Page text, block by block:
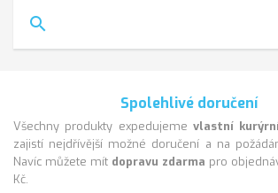
pouze dřevěné.
židle s ostatním nábytkem, využijte
jídelních setů. U těch máte zaručeno, že
[[židle]] **1664 **
search
Spolehlivé doručení
Všechny produkty expedujeme vlastní
zajistí nejdřívější možné doručení a na
Navíc můžete mít dopravu zdarma pro
Kč.